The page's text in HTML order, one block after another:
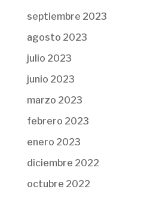
septiembre 2023
agosto 2023
julio 2023
junio 2023
marzo 2023
febrero 2023
enero 2023
diciembre 2022
octubre 2022